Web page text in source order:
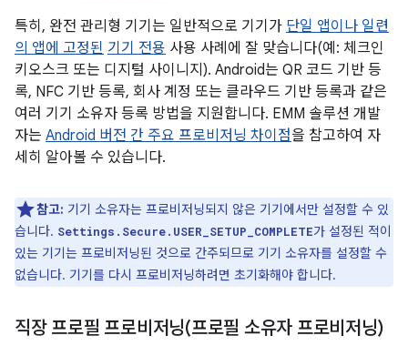
특히, 완전 관리형 기기는 일반적으로 기기가 단일 앱이나 일련
의 앱에 고정된 기기 전용 사용 사례에 잘 맞습니다(예: 체크인
키오스크 또는 디지털 사이니지). Android는 QR 코드 기반 등
록, NFC 기반 등록, 회사 계정 또는 클라우드 기반 등록과 같은
여러 기기 소유자 등록 방법을 지원합니다. EMM 솔루션 개발
자는 Android 버전 간 주요 프로비저닝 차이점을 참고하여 자
세히 알아볼 수 있습니다.
참고: 기기 소유자는 프로비저닝되지 않은 기기에서만 설정할 수 있
습니다. Settings.Secure.USER_SETUP_COMPLETE가 설정된 적이
있는 기기는 프로비저닝된 것으로 간주되므로 기기 소유자를 설정할 수
없습니다. 기기를 다시 프로비저닝하려면 초기화해야 합니다.
직장 프로필 프로비저닝(프로필 소유자 프로비저닝)